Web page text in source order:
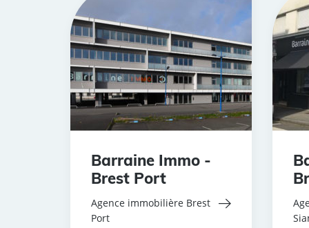
Barraine Immo -
Brest Port
Agence immobilière Brest
Port